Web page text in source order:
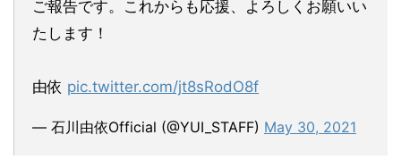
ご報告です。これからも応援、よろしくお願いい
たします！
由依 pic.twitter.com/jt8sRodO8f
— 石川由依Official (@YUI_STAFF) May 30, 2021